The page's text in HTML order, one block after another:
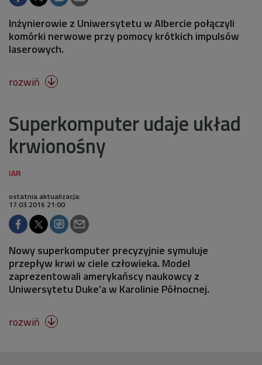
Inżynierowie z Uniwersytetu w Albercie połączyli
komórki nerwowe przy pomocy krótkich impulsów
laserowych.
rozwiń 
Superkomputer udaje układ
krwionośny
ostatnia aktualizacja:
17.03.2016 21:00
Nowy superkomputer precyzyjnie symuluje
przepływ krwi w ciele człowieka. Model
zaprezentowali amerykańscy naukowcy z
Uniwersytetu Duke’a w Karolinie Północnej.
rozwiń 